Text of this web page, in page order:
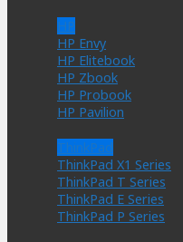
HP
HP Envy
HP Elitebook
HP Zbook
HP Probook
HP Pavilion
ThinkPad
ThinkPad X1 Series
ThinkPad T Series
ThinkPad E Series
ThinkPad P Series